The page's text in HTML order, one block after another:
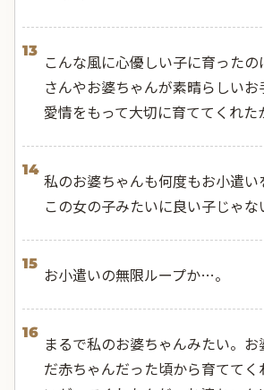
13
こんな風に心優しい子に育った
さんやお婆ちゃんが素晴らしい
愛情をもって大切に育ててくれた
14
私のお婆ちゃんも何度もお小遣
この女の子みたいに良い子じゃ
15
お小遣いの無限ループか…。
16
まるで私のお婆ちゃんみたい。
だ赤ちゃんだった頃から育ててく